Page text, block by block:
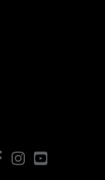
FacebookInstagramYouTube